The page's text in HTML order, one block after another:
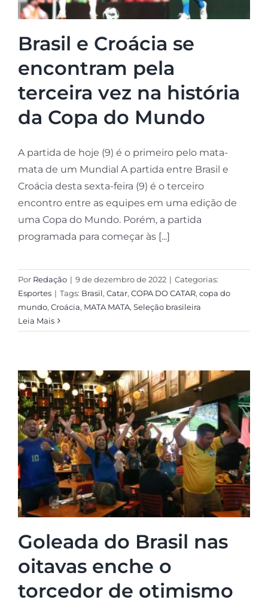
Brasil e Croácia se
encontram pela
terceira vez na história
da Copa do Mundo
A partida de hoje (9) é o primeiro pelo mata-
mata de um Mundial A partida entre Brasil e
Croácia desta sexta-feira (9) é o terceiro
encontro entre as equipes em uma edição de
uma Copa do Mundo. Porém, a partida
programada para começar às [...]
Por Redação | 9 de dezembro de 2022 | Categorias:
Esportes | Tags: Brasil, Catar, COPA DO CATAR, copa do
mundo, Croácia, MATA MATA, Seleção brasileira
Leia Mais
Goleada do Brasil nas
oitavas enche o
torcedor de otimismo